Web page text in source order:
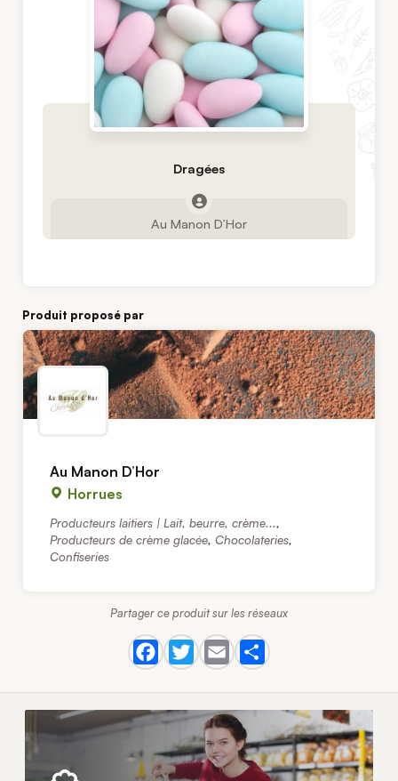
Dragées
Au Manon D’Hor
Produit proposé par
Au Manon D’Hor
Horrues
Producteurs laitiers | Lait, beurre, crème...,
Producteurs de crème glacée, Chocolateries,
Confiseries
Partager ce produit sur les réseaux